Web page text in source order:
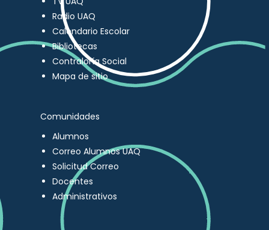
Radio UAQ
Calendario Escolar
Bibliotecas
Contraloría Social
Mapa de sitio
Comunidades
Alumnos
Correo Alumnos UAQ
Solicitud Correo
Docentes
Administrativos